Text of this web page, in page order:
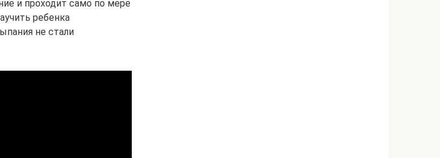
и проходит само по мере
ребенка
не стали